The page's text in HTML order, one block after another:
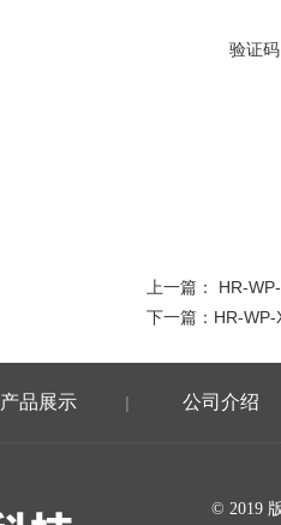
验证
上一篇： HR-
下一篇： HR-
产品展示 | 公司介绍
© 2019